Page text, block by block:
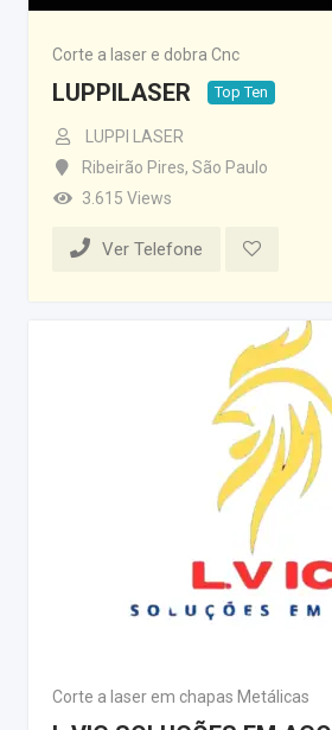
Corte a laser e dobra Cnc
LUPPILASER Top Ten
LUPPI LASER
Ribeirão Pires, São Paulo
3.615 Views
Ver Telefone
Corte a laser em chapas Metálicas